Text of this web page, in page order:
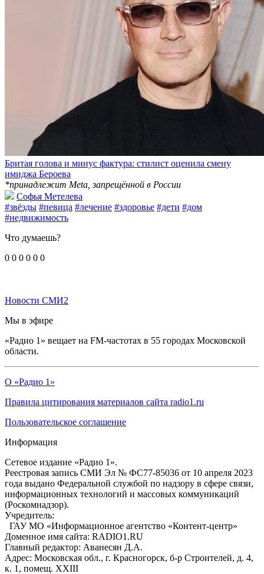
Бритая голова и минус фактура: стилист оценила смену
имиджа Бероева
*принадлежит Meta, запрещённой в России
Софья Метелева
#звёзды #певица #лечение #здоровье #дети #дом
#недвижимость
Что думаешь?
0 0 0 0 0 0
Новости СМИ2
Мы в эфире
«Радио 1» вещает на FM-частотах в 55 городах Московской
области.
О «Радио 1»
Правила цитирования материалов сайта radio1.ru
Пользовательское соглашение
Информация
Сетевое издание «Радио 1».
Реестровая запись СМИ Эл № ФС77-85036 от 10 апреля 2023
года выдано Федеральной службой по надзору в сфере связи,
информационных технологий и массовых коммуникаций
(Роскомнадзор).
Учредитель:
ГАУ МО «Информационное агентство «Контент-центр»
Доменное имя сайта: RADIO1.RU
Главный редактор: Аванесян Д.А.
Адрес: Московская обл., г. Красногорск, б-р Строителей, д. 4,
к. 1, помещ. XXIII